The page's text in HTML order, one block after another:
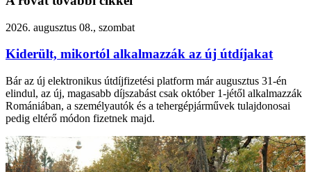
2026. augusztus 08., szombat
Kiderült, mikortól alkalmazzák az új útdíjakat
Bár az új elektronikus útdíjfizetési platform már augusztus 31-én
elindul, az új, magasabb díjszabást csak október 1-jétől alkalmazzák
Romániában, a személyautók és a tehergépjárművek tulajdonosai
pedig eltérő módon fizetnek majd.